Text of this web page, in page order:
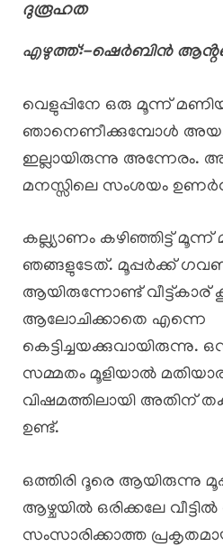
ദുരൂഹത
എഴുത്ത്:-ഷെർബിൻ
വെളുപ്പിനേ ഒരു മൂന്ന്
ഞാനെണീക്കുമ്പോൾ
ഇല്ലായിരുന്നു അന്നേരം.
മനസ്സിലെ സംശയം
കല്ല്യാണം കഴിഞ്ഞിട്ട്
ഞങ്ങളുടേത്. മൂപ്പർക്ക്
ആയിരുന്നോണ്ട്
ആലോചിക്കാതെ എന്നെ
കെട്ടിച്ചയക്കുവായിരുന്നു.
സമ്മതം മൂളിയാൽ
വിഷമത്തിലായി അതിന്
ഉണ്ട്.
ഒത്തിരി ദൂരെ ആയിരുന്നു
ആഴ്ചയിൽ ഒരിക്കലേ
സംസാരിക്കാത്ത